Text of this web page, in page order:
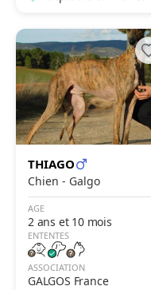
THIAGO
Chien - Galgo
AGE
2 ans et 10 mois
ENTENTES
ASSOCIATION
GALGOS France